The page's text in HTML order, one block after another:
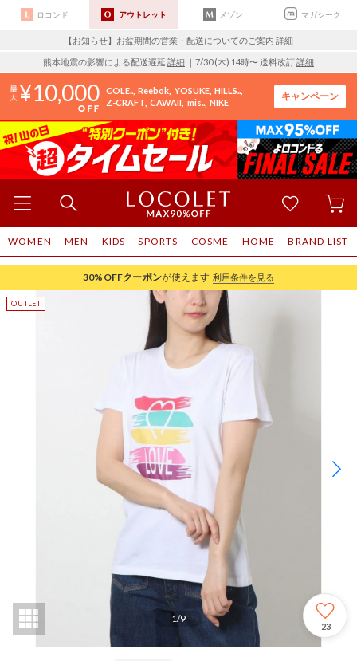
ロコンド アウトレット メゾン マガシーク
【お知らせ】お盆期間の営業・配送についてのご案内 詳細
熊本地震の影響による配送遅延 詳細 ｜7/30 (木) 14時〜 送料改訂詳細
10,000 COLE.. Reebok YOSUKE HILLS..
Z-CRAFT CAWAII mis.. NIKE
キャンペーン
WOMEN MEN KIDS SPORTS COSME HOME BRAND LIST
30%OFFクーポンが使えます 利用条件を見る
1/9
23